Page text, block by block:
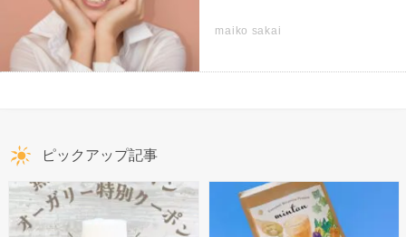
maiko sakai
ピックアップ記事